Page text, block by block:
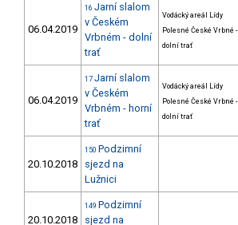
06.04.2019
16 Jarní slalom
v Českém
Vrbném - dolní
trať
Vodácký areál Lídy
Polesné České Vrbné -
dolní trať
06.04.2019
17 Jarní slalom
v Českém
Vrbném - horní
trať
Vodácký areál Lídy
Polesné České Vrbné -
dolní trať
20.10.2018
150 Podzimní
sjezd na
Lužnici
20.10.2018
149 Podzimní
sjezd na